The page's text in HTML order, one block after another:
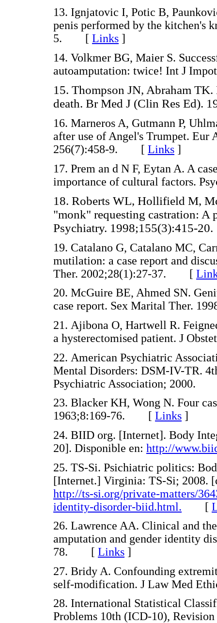
13. Ignjatovic I, Potic B,
penis performed by the kitchen's
5. [ Links ]
14. Volkmer BG, Maier S.
autoamputation: twice! Int J
15. Thompson JN, Abraham
death. Br Med J (Clin Res Ed).
16. Marneros A, Gutmann P,
after use of Angel's Trumpet. Eur
256(7):458-9. [ Links ]
17. Prem an d N F, Eytan A. A
importance of cultural factors.
18. Roberts WL, Hollifield M,
"monk" requesting castration: A
Psychiatry. 1998;155(3):415-20.
19. Catalano G, Catalano MC,
mutilation: a case report and
Ther. 2002;28(1):27-37. [
20. McGuire BE, Ahmed SN.
case report. Sex Marital Ther.
21. Ajibona O, Hartwell R.
a hysterectomised patient. J
22. American Psychiatric
Mental Disorders: DSM-IV-TR.
Psychiatric Association;
23. Blacker KH, Wong N. Four
1963;8:169-76. [ Links ]
24. BIID org. [Internet]. Body
20]. Disponible en: http://
25. TS-Si. Psichiatric politics:
[Internet.] Virginia: TS-Si; 2008.
http://ts-si.org/private-matters/
identity-disorder-biid.html. [
26. Lawrence AA. Clinical and
amputation and gender identity
78. [ Links ]
27. Bridy A. Confounding
self-modification. J Law Med
28. International Statistical
Problems 10th (ICD-10),